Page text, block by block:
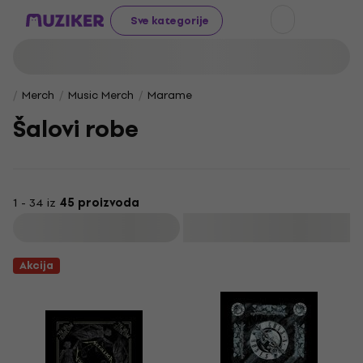
Sve kategorije
Merch Music Merch Marame
Šalovi robe
1 - 34 iz 45 proizvoda
Akcija